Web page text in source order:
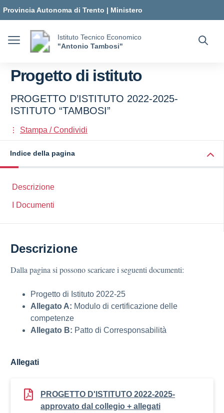
Provincia Autonoma di Trento | Ministero
dell'Istruzione e del Merito
Istituto Tecnico Economico
"Antonio Tambosi"
Progetto di istituto
PROGETTO D’ISTITUTO 2022-2025-
ISTITUTO “TAMBOSI”
Stampa / Condividi
Indice della pagina
Descrizione
I Documenti
Descrizione
Dalla pagina si possono scaricare i seguenti documenti:
Progetto di Istituto 2022-25
Allegato A: Modulo di certificazione delle
competenze
Allegato B: Patto di Corresponsabilità
Allegati
PROGETTO D'ISTITUTO 2022-2025-
approvato dal collegio + allegati